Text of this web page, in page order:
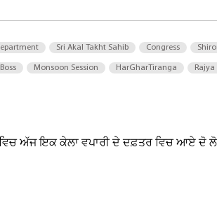
Sri Akal Takht Sahib Congress
Monsoon Session HarGharTiranga Rajya
ਵਿਚ ਅੱਜ ਇਕ ਕੇਲਾ ਵਪਾਰੀ ਦੇ ਦਫ਼ਤਰ ਵਿਚ ਆਏ ਦੋ